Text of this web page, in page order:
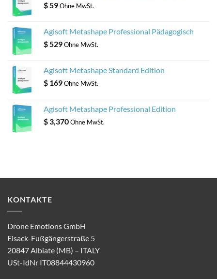
$59Ohne MwSt.
Agisoft Metashape Professional Pädagogisch
$529Ohne MwSt.
Agisoft Metashape Standard Edition
$ 169Ohne MwSt.
Agisoft Metashape Professional Edition
$ 3,370Ohne MwSt.
KONTAKTE
Drone Emotions GmbH
Eisack-Fußgängerstraße 5
20847 Albiate (MB) – ITALY
USt-IdNr IT08844430960